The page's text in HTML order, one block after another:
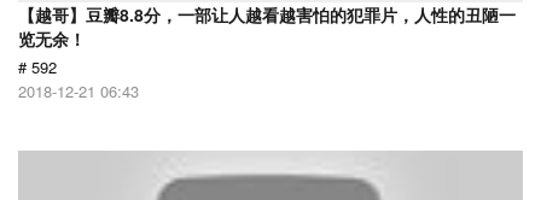
【越哥】豆瓣8.8分，一部让人越看越害怕的犯罪片，人性的丑陋一
览无余！
# 592
2018-12-21 06:43